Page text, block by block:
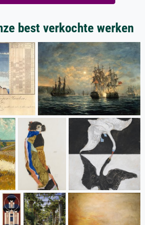
best verkochte werken